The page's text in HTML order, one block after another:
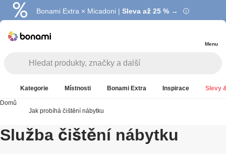
Bonami Extra × Micadoni | Sleva až 25 % →
Summer Sale | Ušetřete až 40 % →
Menu
Kategorie Místnosti Bonami Extra Inspirace Slevy
Domů
Jak probíhá čištění nábytku
Služba čištění nábytku